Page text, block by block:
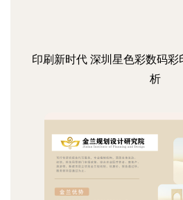
印刷新时代 深圳星色彩数码
析